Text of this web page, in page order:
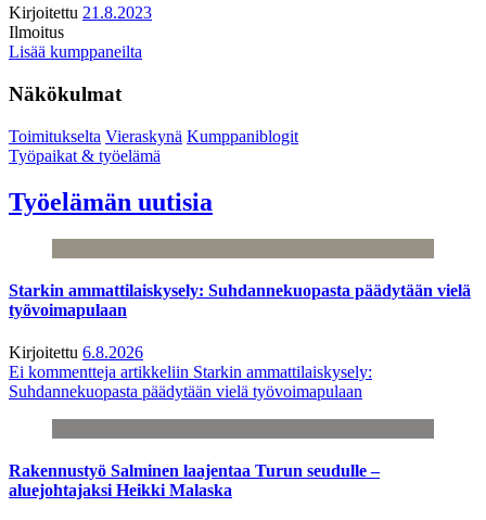
Kirjoitettu 21.8.2023
Ilmoitus
Lisää kumppaneilta
Näkökulmat
Toimitukselta Vieraskynä Kumppaniblogit
Työpaikat & työelämä
Työelämän uutisia
Starkin ammattilaiskysely: Suhdannekuopasta päädytään vielä
työvoimapulaan
Kirjoitettu 6.8.2026
Ei kommentteja artikkeliin Starkin ammattilaiskysely:
Suhdannekuopasta päädytään vielä työvoimapulaan
Rakennustyö Salminen laajentaa Turun seudulle –
aluejohtajaksi Heikki Malaska